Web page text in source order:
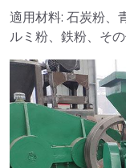
適用材料: 石炭粉、
ルミ粉、鉄粉、その